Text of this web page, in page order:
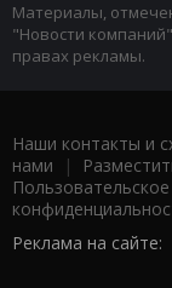
Материалы,
"Новости
правах рекламы.
Наши контакты и
нами |
Реклама на сайте: